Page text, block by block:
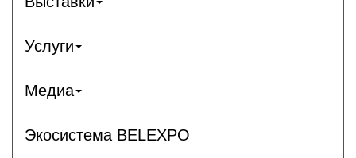
Услуги
Медиа
Экосистема BELEXPO